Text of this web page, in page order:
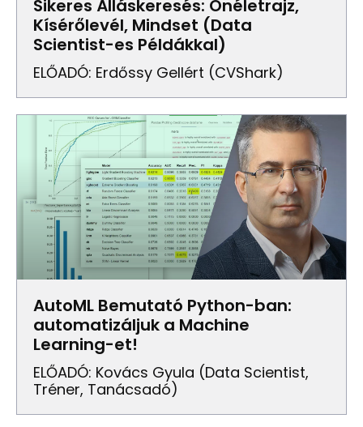
Sikeres Álláskeresés: Önéletrajz,
Kísérőlevél, Mindset (Data
Scientist-es Példákkal)
ELŐADÓ: Erdőssy Gellért (CVShark)
AutoML Bemutató Python-ban:
automatizáljuk a Machine
Learning-et!
ELŐADÓ: Kovács Gyula (data Scientist,
Tréner, Tanácsadó)